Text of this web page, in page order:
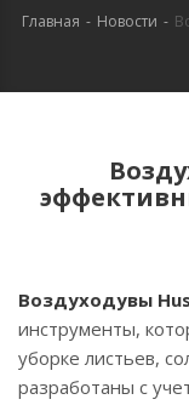
Главная - Новости -
Воздуходувы
инструменты,
уборке листьев,
разработаны с